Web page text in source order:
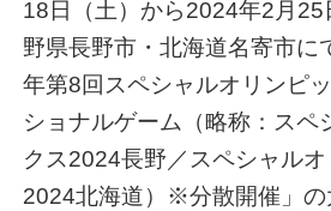
18日（土）から2024年2月25
野県長野市・北海道名寄市に
年第8回スペシャルオリンピ
ショナルゲーム（略称：スペ
クス2024長野／スペシャル
2024北海道）※分散開催」の